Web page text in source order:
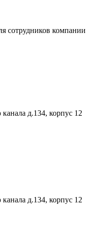
сотрудников компании
д.134, корпус 12
д.134, корпус 12